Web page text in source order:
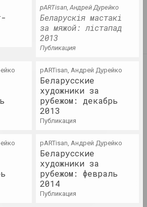
вернул Хаима Сутина и
Шрага Царфина в круг
общения Смиловичей
публикация
ИншиЯ (ІншыЯ / Другие)
"Рэжыму так небяспечныя
маста_чкі і журналіст_кі,
таму што яны вучаць
крытычнаму мысленню". Як
цяпер размаўляць пра
публикация
"Фатаграфія — гэта лад
жыцця". Вытрымкі з інтэрв’ю
Уладзіміра Парфянка і
pARTisan, Андрей Дурейко
Беларускія мастакі
за мяжой: лістапад
2013
публикация
pARTisan, Андрей Дурейко
Беларусские
художники за
рубежом: декабрь
2013
публикация
pARTisan, Андрей Дурейко
Беларусские
художники за
рубежом: февраль
2014
публикация